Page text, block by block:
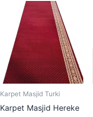
Karpet Masjid Turki
Karpet Masjid Hereke